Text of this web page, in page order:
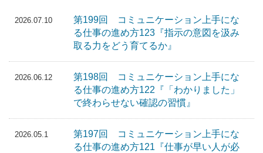
2026.07.10
第199回 コミュニケーション上手にな
る仕事の進め方123『指示の意図を汲み
取る力をどう育てるか』
2026.06.12
第198回 コミュニケーション上手にな
る仕事の進め方122『「わかりました」
で終わらせない確認の習慣』
2026.05.1
第197回 コミュニケーション上手にな
る仕事の進め方121『仕事が早い人が必